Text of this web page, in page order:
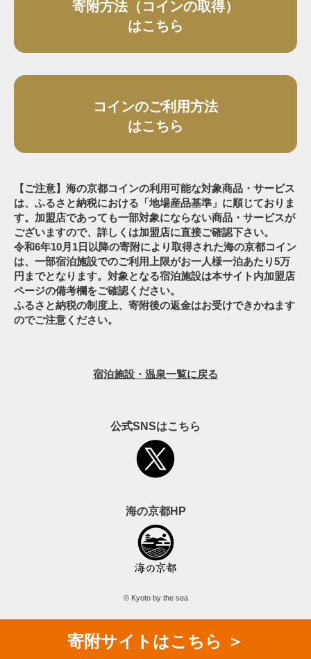
寄附サイト はこちら
寄附方法（コインの取得）
はこちら
コインのご利用方法
はこちら
【ご注意】海の京都コインの利用可能な対象商品・サービス
は、ふるさと納税における「地場産品基準」に順じておりま
す。加盟店であっても一部対象にならない商品・サービスが
ございますので、詳しくは加盟店に直接ご確認下さい。
令和6年10月1日以降の寄附により取得された海の京都コイン
は、一部宿泊施設でのご利用上限がお一人様一泊あたり5万
円までとなります。対象となる宿泊施設は本サイト内加盟店
ページの備考欄をご確認ください。
ふるさと納税の制度上、寄附後の返金はお受けできかねます
のでご注意ください。
宿泊施設・温泉一覧に戻る
公式SNSはこちら
海の京都HP
© Kyoto by the sea